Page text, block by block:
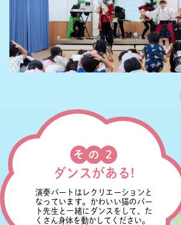
ダンスがある!
演奏パートはレクリエーションと
なっています。かわいい猫のバー
ト先生と一緒にダンスをして、た
くさん身体を動かしてください。